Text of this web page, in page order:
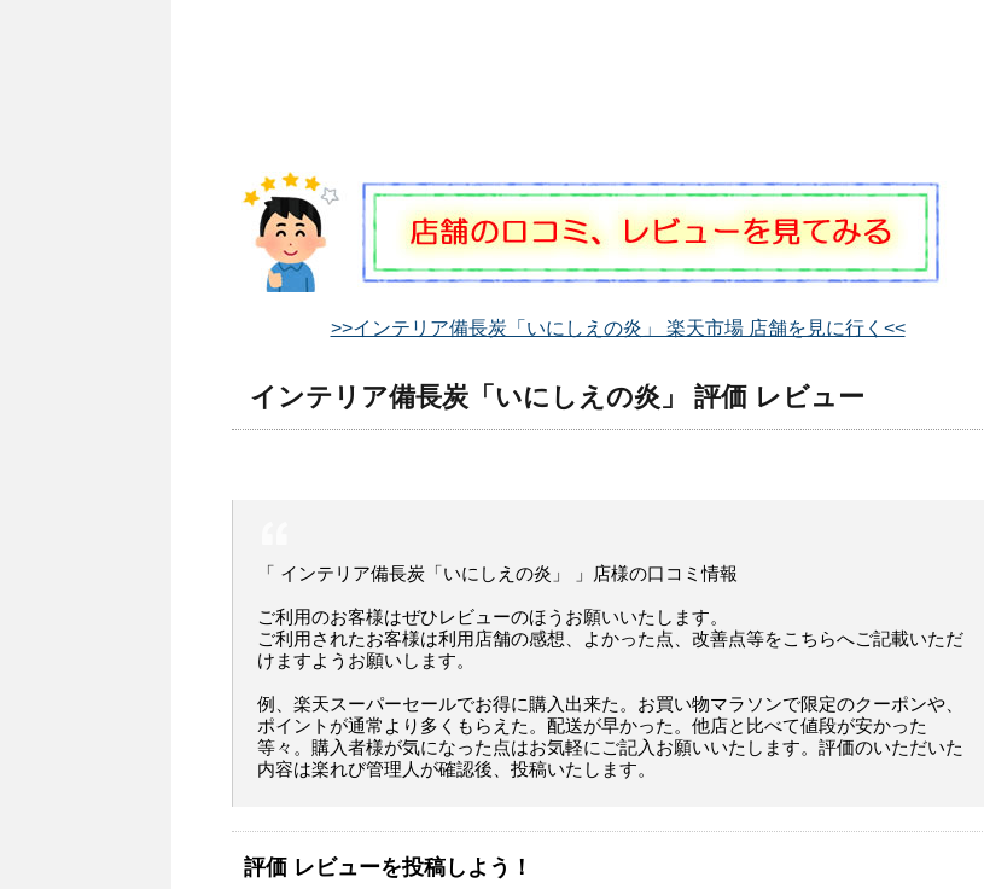
>>インテリア備長炭「いにしえの炎」 楽天市場 店舗を見に行く<<
インテリア備長炭「いにしえの炎」 評価 レビュー
「 インテリア備長炭「いにしえの炎」 」店様の口コミ情報
ご利用のお客様はぜひレビューのほうお願いいたします。
ご利用されたお客様は利用店舗の感想、よかった点、改善点等をこちらへご記載いただ
けますようお願いします。
例、楽天スーパーセールでお得に購入出来た。お買い物マラソンで限定のクーポンや、
ポイントが通常より多くもらえた。配送が早かった。他店と比べて値段が安かった
等々。購入者様が気になった点はお気軽にご記入お願いいたします。評価のいただいた
内容は楽れび管理人が確認後、投稿いたします。
評価 レビューを投稿しよう！